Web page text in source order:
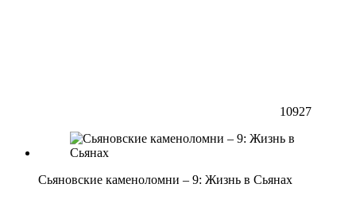
10927
Сьяновские каменоломни – 9: Жизнь в Сьянах